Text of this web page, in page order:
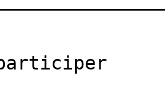
participer